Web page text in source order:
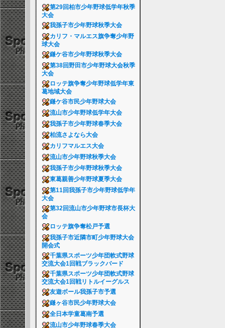
第29回柏市少年野球低学年秋季
大会
我孫子市少年野球秋季大会
カリフ・マルエス旗争奪少年野
球大会
鎌ケ谷市少年野球秋季大会
第38回野田市少年野球大会秋季
大会
ロッテ旗争奪少年野球低学年東
葛地域大会
鎌ケ谷市民少年野球大会
流山市少年野球低学年大会
我孫子市少年野球春季大会
柏流さよなら大会
カリフマルエス大会
流山市少年野球秋季大会
我孫子市少年野球秋季大会
東葛親善少年野球夏季大会
第11回我孫子市少年野球低学年
大会
第32回流山市少年野球市長杯大
会
ロッテ旗争奪松戸予選
我孫子市近隣市町少年野球大会
開会式
千葉県スポーツ少年団軟式野球
交流大会1回戦ブラックバード
千葉県スポーツ少年団軟式野球
交流大会1回戦リトルイーグルス
友遊ボール我孫子市予選
鎌ヶ谷市民少年野球大会
全日本学童葛南予選
流山市少年野球春季大会